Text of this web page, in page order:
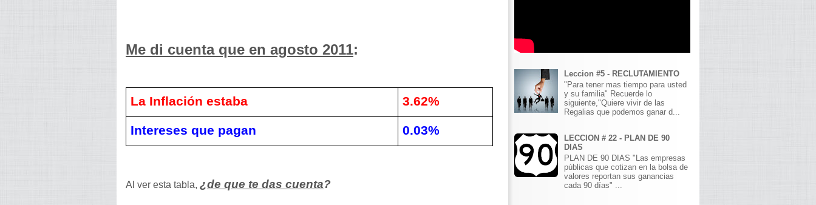
Me di cuenta que en agosto 2011:
La Inflación estaba
3.62%
Intereses que pagan
0.03%
Al ver esta tabla, ¿de que te das cuenta?
Leccion #5 - RECLUTAMIENTO
"Para tener mas tiempo para usted
y su familia" Recuerde lo
siguiente,"Quiere vivir de las
Regalias que podemos ganar d...
LECCION # 22 - PLAN DE 90
DIAS
PLAN DE 90 DIAS "Las empresas
públicas que cotizan en la bolsa de
valores reportan sus ganancias
cada 90 días" ...